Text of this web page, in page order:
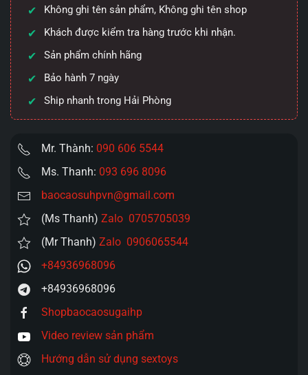
xuất
tinh
sớm
Dr
White
số
lượng
Không ghi tên sản phẩm, Không ghi tên shop
Khách được kiểm tra hàng trước khi nhận.
Sản phẩm chính hãng
Bảo hành 7 ngày
Ship nhanh trong Hải Phòng
Mr. Thành: 090 606 5544
Ms. Thanh: 093 696 8096
baocaosuhpvn@gmail.com
(Ms Thanh) Zalo 0705705039
(Mr Thanh) Zalo 0906065544
+84936968096
+84936968096
Shopbaocaosugaihp
Video review sản phẩm
Hướng dẫn sử dụng sextoys